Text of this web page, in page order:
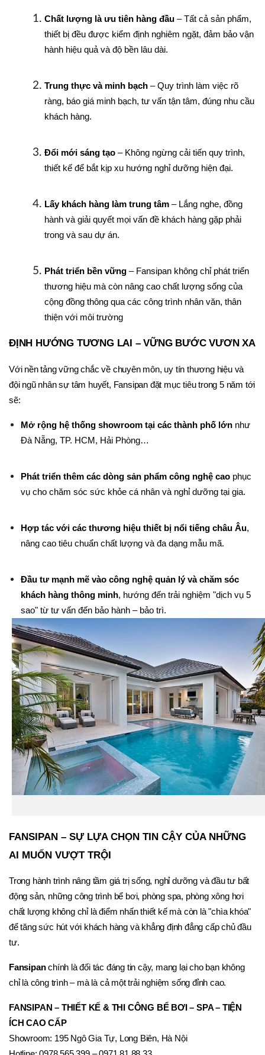
Chất lượng là ưu tiên hàng đầu – Tất cả sản phẩm,
thiết bị đều được kiểm định nghiêm ngặt, đảm bảo vận
hành hiệu quả và độ bền lâu dài.
Trung thực và minh bạch – Quy trình làm việc rõ
ràng, báo giá minh bạch, tư vấn tận tâm, đúng nhu cầu
khách hàng.
Đổi mới sáng tạo – Không ngừng cải tiến quy trình,
thiết kế để bắt kịp xu hướng nghỉ dưỡng hiện đại.
Lấy khách hàng làm trung tâm – Lắng nghe, đồng
hành và giải quyết mọi vấn đề khách hàng gặp phải
trong và sau dự án.
Phát triển bền vững – Fansipan không chỉ phát triển
thương hiệu mà còn nâng cao chất lượng sống của
cộng đồng thông qua các công trình nhân văn, thân
thiện với môi trường
ĐỊNH HƯỚNG TƯƠNG LAI – VỮNG BƯỚC VƯƠN XA
Với nền tảng vững chắc về chuyên môn, uy tín thương hiệu và
đội ngũ nhân sự tâm huyết, Fansipan đặt mục tiêu trong 5 năm tới
sẽ:
Mở rộng hệ thống showroom tại các thành phố lớn như
Đà Nẵng, TP. HCM, Hải Phòng…
Phát triển thêm các dòng sản phẩm công nghệ cao phục
vụ cho chăm sóc sức khỏe cá nhân và nghỉ dưỡng tại gia.
Hợp tác với các thương hiệu thiết bị nổi tiếng châu Âu,
nâng cao tiêu chuẩn chất lượng và đa dạng mẫu mã.
Đầu tư mạnh mẽ vào công nghệ quản lý và chăm sóc
khách hàng thông minh, hướng đến trải nghiệm "dịch vụ 5
sao" từ tư vấn đến bảo hành – bảo trì.
FANSIPAN – SỰ LỰA CHỌN TIN CẬY CỦA NHỮNG
AI MUỐN VƯỢT TRỘI
Trong hành trình nâng tầm giá trị sống, nghỉ dưỡng và đầu tư bất
động sản, những công trình bể bơi, phòng spa, phòng xông hơi
chất lượng không chỉ là điểm nhấn thiết kế mà còn là "chìa khóa"
để tăng sức hút với khách hàng và khẳng định đẳng cấp chủ đầu
tư.
Fansipan chính là đối tác đáng tin cậy, mang lại cho bạn không
chỉ là công trình – mà là cả một trải nghiệm sống đỉnh cao.
FANSIPAN – THIẾT KẾ & THI CÔNG BỂ BƠI – SPA – TIỆN
ÍCH CAO CẤP
Showroom: 195 Ngô Gia Tự, Long Biên, Hà Nội